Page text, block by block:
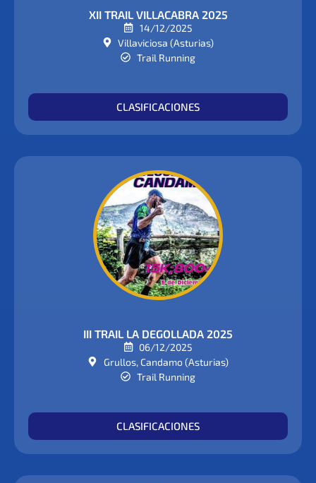
XII TRAIL VILLACABRA 2025
14/12/2025
Villaviciosa (Asturias)
Trail Running
CLASIFICACIONES
III TRAIL LA DEGOLLADA 2025
06/12/2025
Grullos, Candamo (Asturias)
Trail Running
CLASIFICACIONES